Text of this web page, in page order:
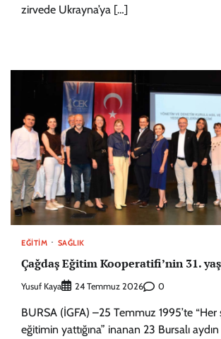
zirvede Ukrayna’ya […]
EĞITIM SAĞLIK
Çağdaş Eğitim Kooperatifi’nin 31.
Yusuf Kaya 24 Temmuz 2026 0
BURSA (İGFA) –25 Temmuz 1995’te
eğitimin yattığına” inanan 23 Bursalı